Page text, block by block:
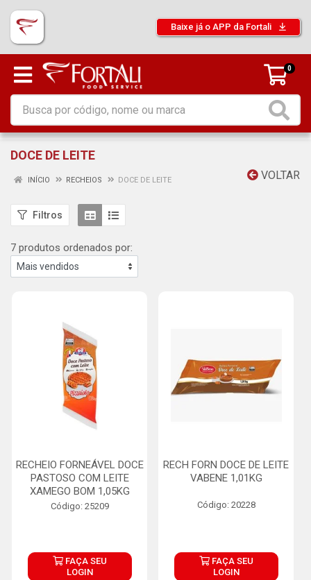
Baixe já o APP da Fortali
0
DOCE DE LEITE
VOLTAR
INÍCIO RECHEIOS DOCE DE LEITE
Filtros
7 produtos ordenados por:
RECHEIO FORNEÁVEL DOCE
PASTOSO COM LEITE
XAMEGO BOM 1,05KG
Código: 25209
FAÇA SEU
LOGIN
RECH FORN DOCE DE LEITE
VABENE 1,01KG
Código: 20228
FAÇA SEU
LOGIN